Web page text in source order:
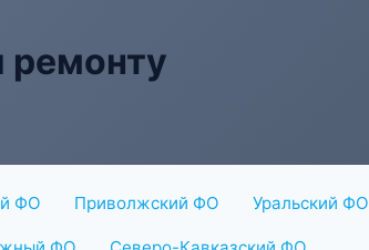
ремонту
ФО Приволжский ФО Уральский ФО